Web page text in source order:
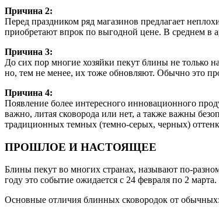
Причина 2:
Перед праздником ряд магазинов предлагает
приобретают впрок по выгодной цене. В среднем в
Причина 3:
До сих пор многие хозяйки пекут блины не только
но, тем не менее, их тоже обновляют. Обычно это
Причина 4:
Появление более интересного инновационного
важно, литая сковорода или нет, а также важны
традиционных темных (темно-серых, черных)
ПРОШЛОЕ И НАСТОЯЩЕЕ
Блины пекут во многих странах, называют по-
году это событие ожидается с 24 февраля по 2
Основные отличия блинных сковородок от обычных: